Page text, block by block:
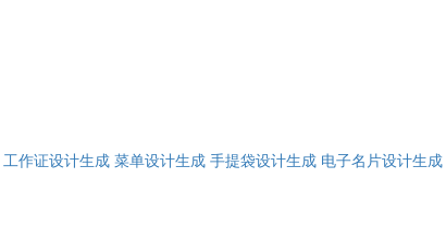
工作证设计生成 菜单设计生成 手提袋设计生成 电子名片设计生成